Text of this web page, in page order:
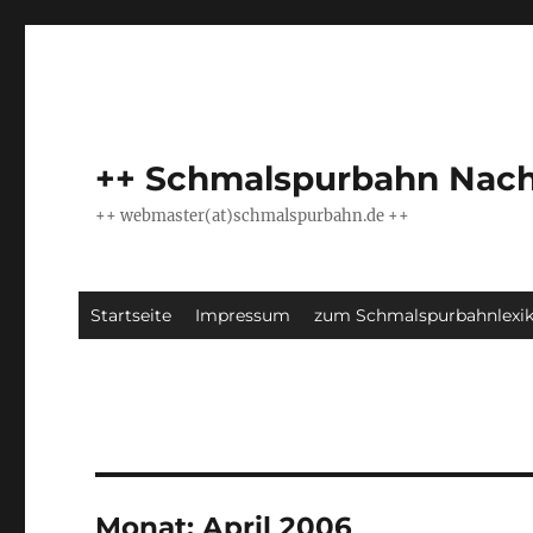
++ Schmalspurbahn
++ webmaster(at)schmalspurbahn.de ++
Startseite Impressum zum